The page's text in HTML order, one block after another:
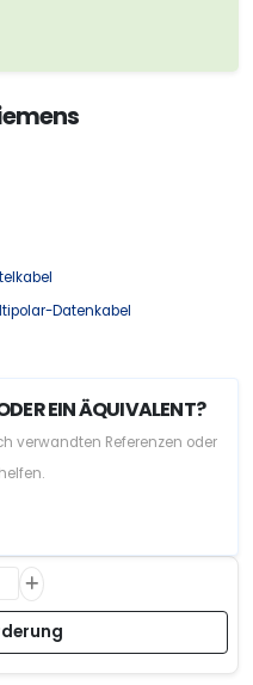
Datenkabel
EIN ÄQUIVALENT?
verwandten Referenzen oder